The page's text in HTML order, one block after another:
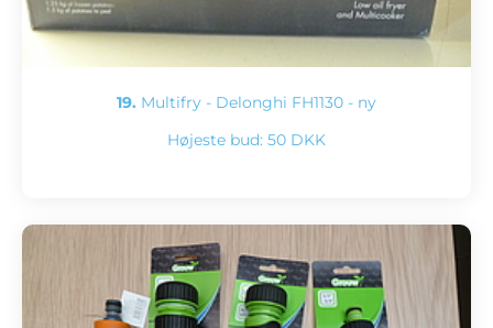
19. Multifry - Delonghi FH1130 - ny
Højeste bud: 50 DKK